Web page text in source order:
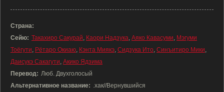
Страна:
Сейю: Такахиро Сакурай, Каори Надзука, Аяко Кавасуми, Мэгуми
Тоёгути, Рётаро Окиаю, Кэнта Миякэ, Сидзука Ито, Синъитиро Мики,
Даисукэ Сакагути, Акико Ядзима
Перевод: Люб. Двухголосый
Альтернативное название: .хак//Вернувшийся